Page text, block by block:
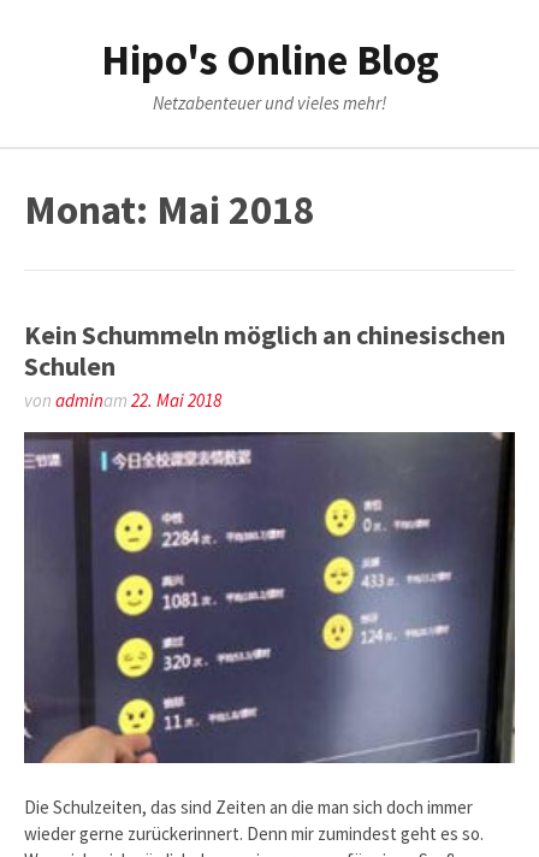
Hipo's Online Blog
Netzabenteuer und vieles mehr!
Monat: Mai 2018
Kein Schummeln möglich an chinesischen
Schulen
von adminam 22. Mai 2018
Die Schulzeiten, das sind Zeiten an die man sich doch immer
wieder gerne zurückerinnert. Denn mir zumindest geht es so.